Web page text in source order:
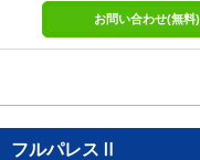
お問い合わせ(無料)
フルパレスⅡ